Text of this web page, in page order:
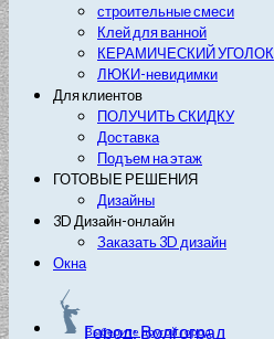
строительные смеси
Клей для ванной
КЕРАМИЧЕСКИЙ УГОЛОК
ЛЮКИ-невидимки
Для клиентов
ПОЛУЧИТЬ СКИДКУ
Доставка
Подъем на этаж
ГОТОВЫЕ РЕШЕНИЯ
Дизайны
3D Дизайн-онлайн
Заказать 3D дизайн
Окна
Город: Волгоград
Выберите другой город